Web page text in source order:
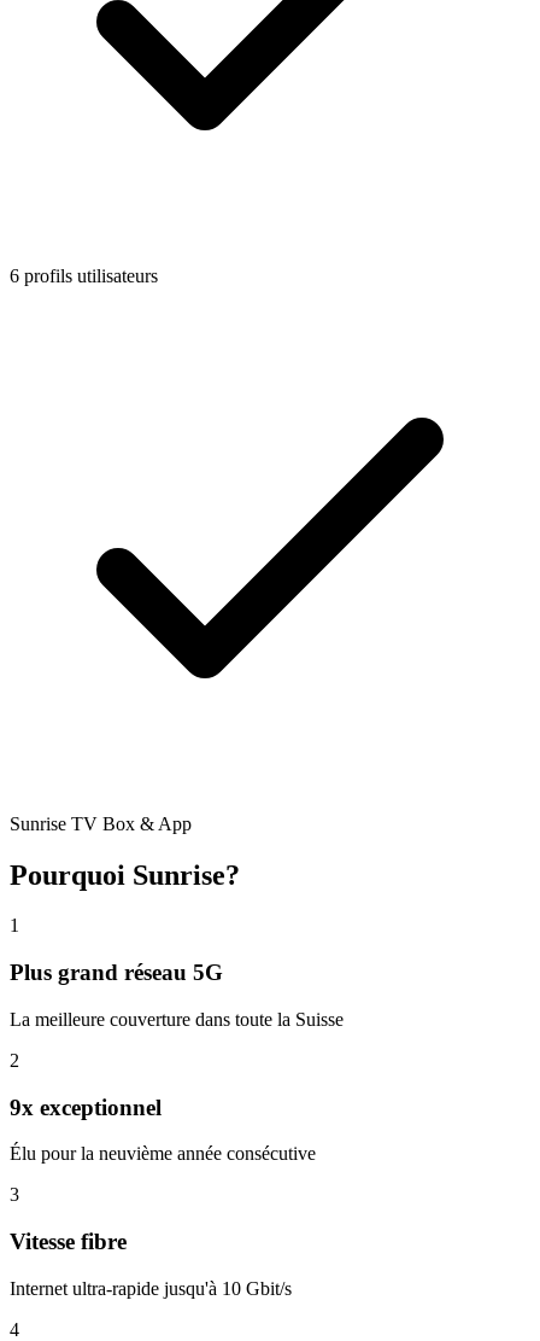
6 profils utilisateurs
Sunrise TV Box & App
Pourquoi Sunrise?
1
Plus grand réseau 5G
La meilleure couverture dans toute la Suisse
2
9x exceptionnel
Élu pour la neuvième année consécutive
3
Vitesse fibre
Internet ultra-rapide jusqu'à 10 Gbit/s
4